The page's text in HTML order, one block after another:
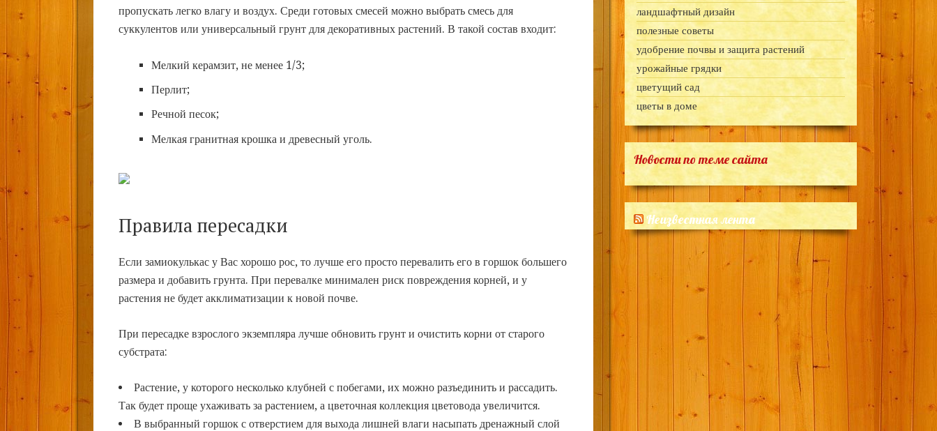
пропускать легко влагу и воздух. Среди готовых смесей можно выбрать смесь для
суккулентов или универсальный грунт для декоративных растений. В такой состав входит:
Мелкий керамзит, не менее 1/3;
Перлит;
Речной песок;
Мелкая гранитная крошка и древесный уголь.
Правила пересадки
Если замиокулькас у Вас хорошо рос, то лучше его просто перевалить его в горшок большего
размера и добавить грунта. При перевалке минимален риск повреждения корней, и у
растения не будет акклиматизации к новой почве.
При пересадке взрослого экземпляра лучше обновить грунт и очистить корни от старого
субстрата:
Растение, у которого несколько клубней с побегами, их можно разъединить и рассадить.
Так будет проще ухаживать за растением, а цветочная коллекция цветовода увеличится.
В выбранный горшок с отверстием для выхода лишней влаги насыпать дренажный слой
ландшафтный дизайн
полезные советы
удобрение почвы и защита растений
урожайные грядки
цветущий сад
цветы в доме
Новости по теме сайта
Неизвестная лента